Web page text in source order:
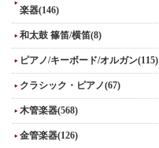
楽器(146)
和太鼓 篠笛/横笛(8)
ピアノ/キーボード/オルガン(115)
クラシック・ピアノ(67)
木管楽器(568)
金管楽器(126)